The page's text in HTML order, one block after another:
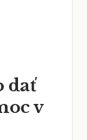
dať
v